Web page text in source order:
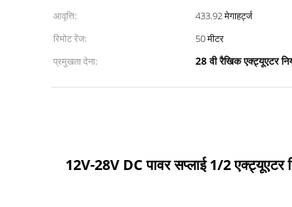
आवृत्ति:
433.92 मेगाहर्ट्ज
रिमोट रेंज:
50 मीटर
प्रमुखता देना:
28 वी रैखिक एक्ट्यूएटर
12V-28V DC पावर सप्लाई 1/2 एक्ट्यूएटर